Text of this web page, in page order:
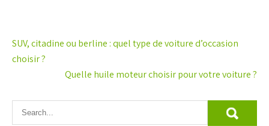
Navigation
de
l’article
SUV, citadine ou berline : quel type de voiture d’occasion
choisir ?
Quelle huile moteur choisir pour votre voiture ?